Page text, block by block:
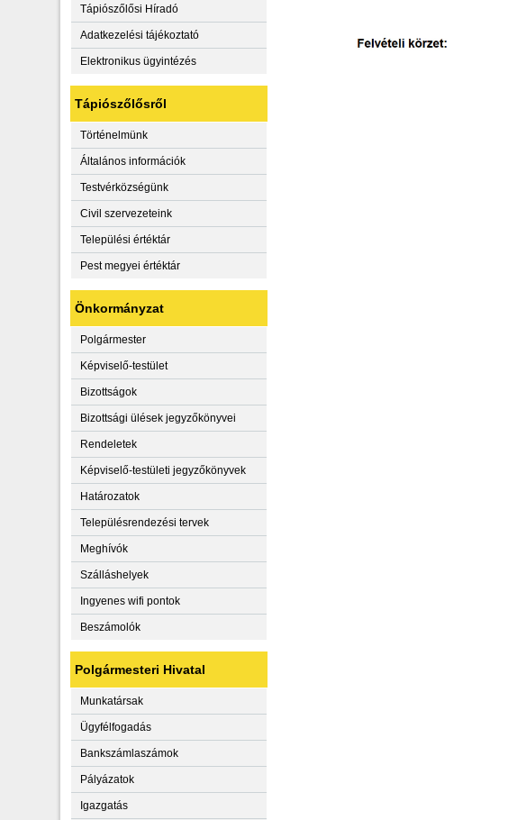
Tápiószőlősi Híradó
Adatkezelési tájékoztató
Elektronikus ügyintézés
Tápiószőlősről
Történelmünk
Általános információk
Testvérközségünk
Civil szervezeteink
Települési értéktár
Pest megyei értéktár
Önkormányzat
Polgármester
Képviselő-testület
Bizottságok
Bizottsági ülések jegyzőkönyvei
Rendeletek
Képviselő-testületi jegyzőkönyvek
Határozatok
Településrendezési tervek
Meghívók
Szálláshelyek
Ingyenes wifi pontok
Beszámolók
Polgármesteri Hivatal
Munkatársak
Ügyfélfogadás
Bankszámlaszámok
Pályázatok
Igazgatás